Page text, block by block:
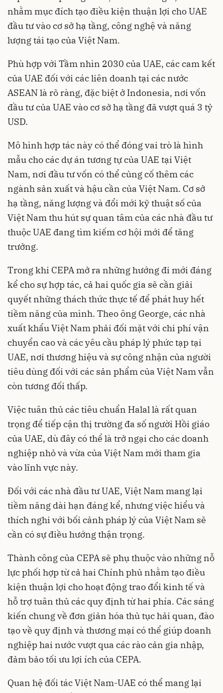
nhằm mục đích tạo điều kiện thuận lợi cho UAE
đầu tư vào cơ sở hạ tầng, công nghệ và năng
lượng tái tạo của Việt Nam.
Phù hợp với Tầm nhìn 2030 của UAE, các cam kết
của UAE đối với các liên doanh tại các nước
ASEAN là rõ ràng, đặc biệt ở Indonesia, nơi vốn
đầu tư của UAE vào cơ sở hạ tầng đã vượt quá 3 tỷ
USD.
Mô hình hợp tác này có thể đóng vai trò là hình
mẫu cho các dự án tương tự của UAE tại Việt
Nam, nơi đầu tư vốn có thể củng cố thêm các
ngành sản xuất và hậu cần của Việt Nam. Cơ sở
hạ tầng, năng lượng và đổi mới kỹ thuật số của
Việt Nam thu hút sự quan tâm của các nhà đầu tư
thuộc UAE đang tìm kiếm cơ hội mới để tăng
trưởng.
Trong khi CEPA mở ra những hướng đi mới đáng
kể cho sự hợp tác, cả hai quốc gia sẽ cần giải
quyết những thách thức thực tế để phát huy hết
tiềm năng của mình. Theo ông George, các nhà
xuất khẩu Việt Nam phải đối mặt với chi phí vận
chuyển cao và các yêu cầu pháp lý phức tạp tại
UAE, nơi thương hiệu và sự công nhận của người
tiêu dùng đối với các sản phẩm của Việt Nam vẫn
còn tương đối thấp.
Việc tuân thủ các tiêu chuẩn Halal là rất quan
trọng để tiếp cận thị trường đa số người Hồi giáo
của UAE, dù đây có thể là trở ngại cho các doanh
nghiệp nhỏ và vừa của Việt Nam mới tham gia
vào lĩnh vực này.
Đối với các nhà đầu tư UAE, Việt Nam mang lại
tiềm năng dài hạn đáng kể, nhưng việc hiểu và
thích nghi với bối cảnh pháp lý của Việt Nam sẽ
cần có sự điều hướng thận trọng.
Thành công của CEPA sẽ phụ thuộc vào những nỗ
lực phối hợp từ cả hai Chính phủ nhằm tạo điều
kiện thuận lợi cho hoạt động trao đổi kinh tế và
hỗ trợ tuân thủ các quy định từ hai phía. Các sáng
kiến ​​chung về đơn giản hóa thủ tục hải quan, đào
tạo về quy định và thương mại có thể giúp doanh
nghiệp hai nước vượt qua các rào cản gia nhập,
đảm bảo tối ưu lợi ích của CEPA.
Quan hệ đối tác Việt Nam-UAE có thể mang lại